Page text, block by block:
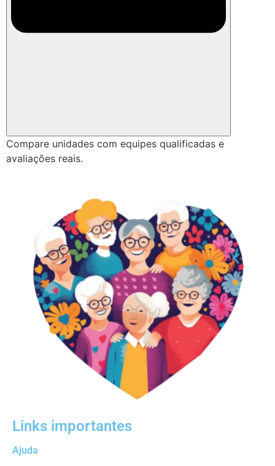
Compare unidades com equipes qualificadas e
avaliações reais.
Links importantes
Ajuda